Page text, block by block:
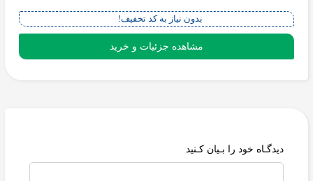
بدون نیاز به کد تخفیف!
مشاهده جزئیات و خرید
دیدگـاه خود را بـیان کـنید